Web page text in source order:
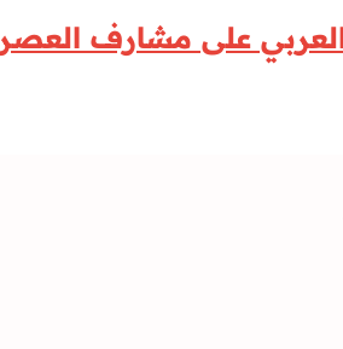
على مشارف العصر 20 – عادي